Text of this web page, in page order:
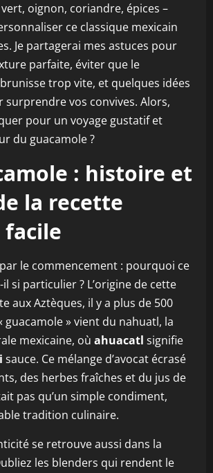
oignon, coriandre, épices –
ce classique mexicain
Je partagerai mes astuces pour
parfaite, éviter que le
trop vite, et quelques idées
surprendre vos convives. Alors,
pour un voyage gustatif et
du guacamole ?
: histoire et
la recette
facile
le commencement : pourquoi ce
si particulier ? L’origine de cette
aux Aztèques, il y a plus de 500
guacamole » vient du nahuatl, la
mexicaine, où ahuacatl signifie
sauce. Ce mélange d’avocat écrasé
des herbes fraîches et du jus de
pas qu’un simple condiment,
tradition culinaire.
se retrouve aussi dans la
les blenders qui rendent le